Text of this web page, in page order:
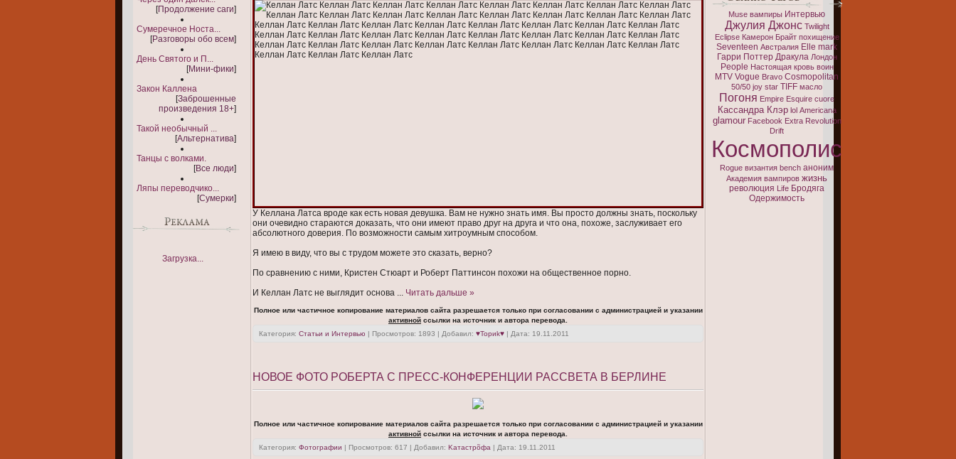
[Продолжение саги]
Сумеречное Носта...
[Разговоры обо всем]
День Святого и П...
[Мини-фики]
Закон Каллена
[Заброшенные
произведения 18+]
Такой необычный ...
[Альтернатива]
Танцы с волками.
[Все люди]
Ляпы переводчико...
[Сумерки]
Загрузка...
У Келлана Латса вроде как есть новая девушка. Вам не нужно знать имя. Вы просто должны знать, поскольку
они очевидно стараются доказать, что они имеют право друг на друга и что она, похоже, заслуживает его
абсолютного доверия. По возможности самым хитроумным способом.
Я имею в виду, что вы с трудом можете это сказать, верно?
По сравнению с ними, Кристен Стюарт и Роберт Паттинсон похожи на общественное порно.
И Келлан Латс не выглядит основа ... Читать дальше »
Полное или частичное копирование материалов сайта разрешается только при согласовании с администрацией и указании
активной ссылки на источник и автора перевода.
Категория: Статьи и Интервью | Просмотров: 1893 | Добавил: ♥Toриk♥ | Дата: 19.11.2011
НОВОЕ ФОТО РОБЕРТА С ПРЕСС-КОНФЕРЕНЦИИ РАССВЕТА В БЕРЛИНЕ
Полное или частичное копирование материалов сайта разрешается только при согласовании с администрацией и указании
активной ссылки на источник и автора перевода.
Категория: Фотографии | Просмотров: 617 | Добавил: Kатастрõфа | Дата: 19.11.2011
Muse вампиры Интервью
Джулия Джонс Twilight
Eclipse Камерон Брайт похищение
Seventeen Австралия Elle mark
Гарри Поттер Дракула Лондон
People Настоящая кровь воин
MTV Vogue Bravo Cosmopolitan
50/50 joy star TIFF масло
Погоня Empire Esquire cuore
Кассандра Клэр lol Americana
glamour Facebook Extra Revolution
Drift
Космополис
Rogue византия bench аноним
Академия вампиров жизнь
революция Life Бродяга
Одержимость